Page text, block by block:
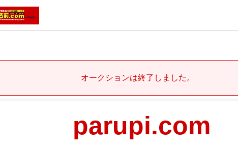
オークションは終了しました。
parupi.com